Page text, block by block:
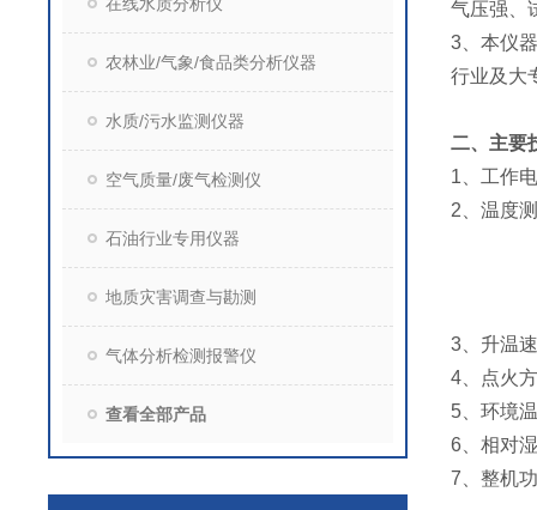
农林业/气象/食品类分析仪器
水质/污水监测仪器
空气质量/废气检测仪
石油行业专用仪器
地质灾害调查与勘测
气体分析检测报警仪
查看全部产品
气压强、
3、本仪
行业及大
二、主要
1、工作
2、温度
3、升温
4、点火
5、环境
6、相对
7、整机